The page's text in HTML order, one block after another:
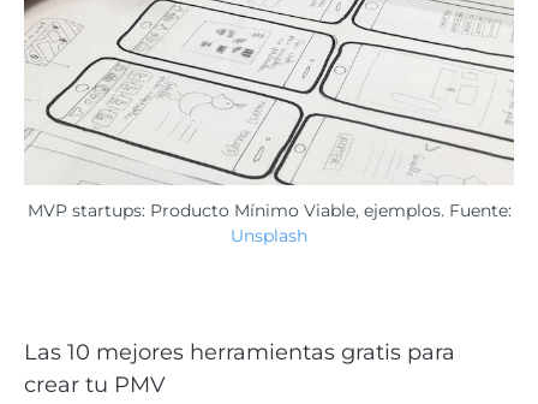
MVP startups: Producto Mínimo Viable, ejemplos. Fuente:
Unsplash
Las 10 mejores herramientas gratis para
crear tu PMV